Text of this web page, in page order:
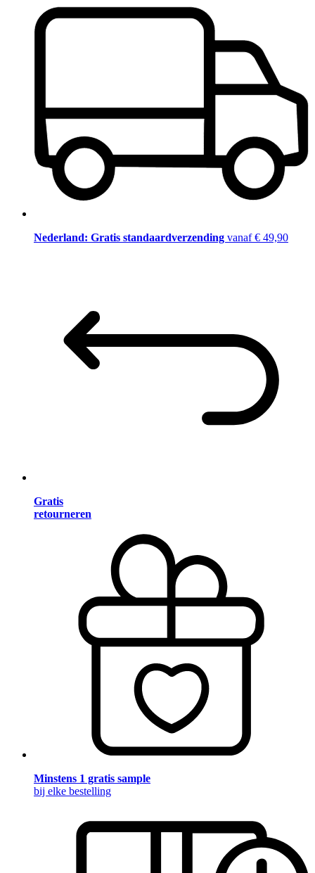
Nederland: Gratis standaardverzending vanaf € 49,90
Gratis
retourneren
Minstens 1 gratis sample
bij elke bestelling